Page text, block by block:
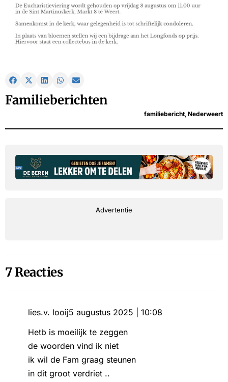
Familieberichten
familiebericht Nederweert
Advertentie
7 Reacties
lies.v. looij5 augustus 2025 | 10:08
Hetb is moeilijk te zeggen
de woorden vind ik niet
ik wil de Fam graag steunen
in dit groot verdriet ..